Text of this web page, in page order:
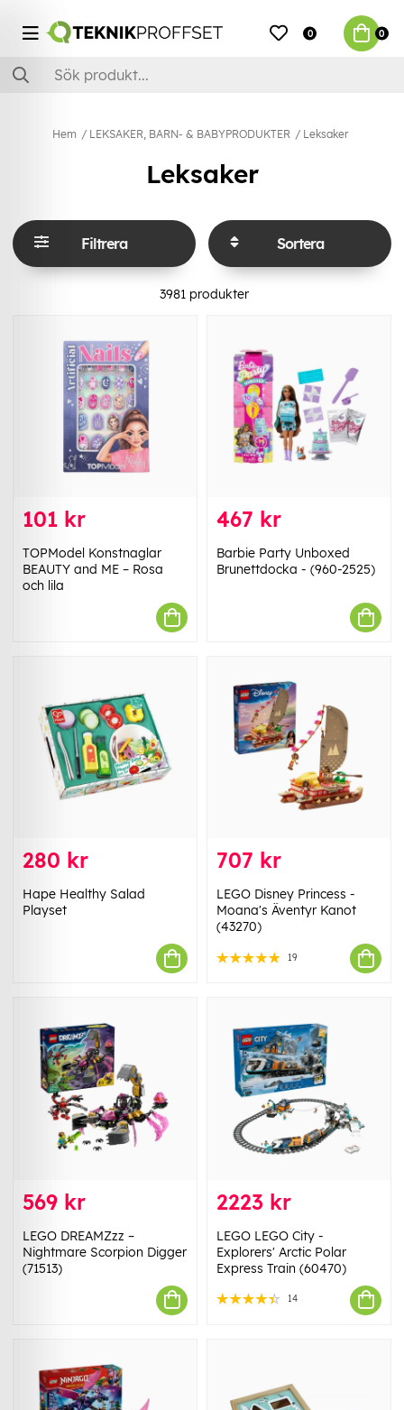
0 0
Hem LEKSAKER, BARN- & BABYPRODUKTER Leksaker
Leksaker
Filtrera Sortera
3981produkter
101 kr
TOPModel Konstnaglar
BEAUTY and ME – Rosa
och lila
467 kr
Barbie Party Unboxed
Brunettdocka - (960-2525)
280 kr
Hape Healthy Salad
Playset
707 kr
LEGO Disney Princess -
Moana's Äventyr Kanot
(43270)
19
569 kr
LEGO DREAMZzz –
Nightmare Scorpion Digger
(71513)
2223 kr
LEGO LEGO City -
Explorers' Arctic Polar
Express Train (60470)
14